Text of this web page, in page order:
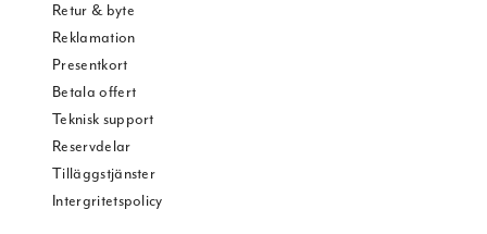
Retur & byte
Reklamation
Presentkort
Betala offert
Teknisk support
Reservdelar
Tilläggstjänster
Intergritetspolicy